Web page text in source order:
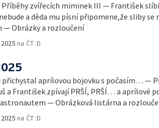
zvířecích miminek III — František
a děda mu písní připomene,že sliby
— Obrázky a rozloučení
na ČT :D
přichystal aprílovou bojovku s počasím… —
a František zpívají PRŠÍ, PRŠÍ… a aprílové
— Obrázková listárna a
na ČT :D